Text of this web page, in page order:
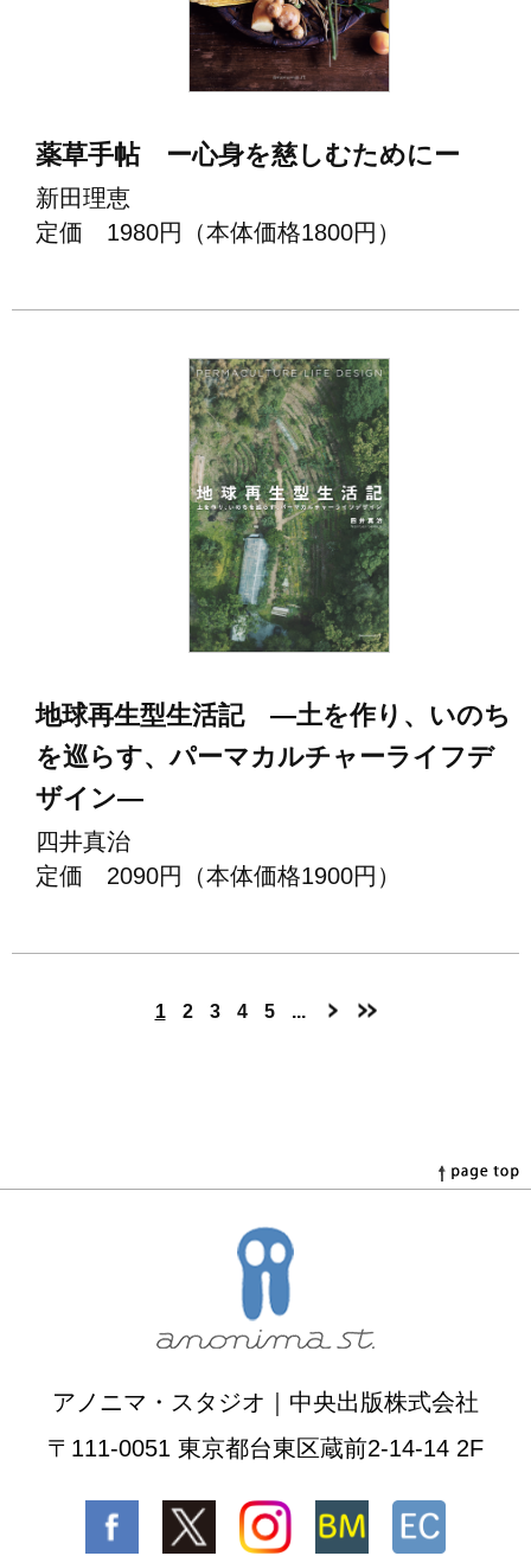
薬草⼿帖 ー⼼⾝を慈しむためにー
新⽥理恵
定価 1980円（本体価格1800円）
地球再生型生活記 ―土を作り、いのち
を巡らす、パーマカルチャーライフデ
ザイン―
四井真治
定価 2090円（本体価格1900円）
1 2 3 4 5 ...
アノニマ・スタジオ｜中央出版株式会社
〒111-0051 東京都台東区蔵前2-14-14 2F